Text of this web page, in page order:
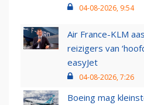
04-08-2026, 9:54
Air France-KLM
reizigers van
easyJet
04-08-2026, 7:26
Boeing mag